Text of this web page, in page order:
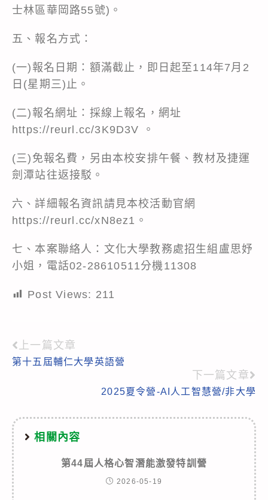
士林區華岡路55號)。
五、報名方式：
(一)報名日期：額滿截止，即日起至114年7月2
日(星期三)止。
(二)報名網址：採線上報名，網址
https://reurl.cc/3K9D3V 。
(三)免報名費，另由本校安排午餐、教材及捷運
劍潭站往返接駁。
六、詳細報名資訊請見本校活動官網
https://reurl.cc/xN8ez1。
七、本案聯絡人：文化大學教務處招生組盧思妤
小姐，電話02-28610511分機11308
Post Views: 211
Read
more
上一篇文章
第十五屆輔仁大學英語營
下一篇文章
2025夏令營-AI人工智慧營/非大學
相關內容
第44屆人格心智潛能激發特訓營
2026-05-19